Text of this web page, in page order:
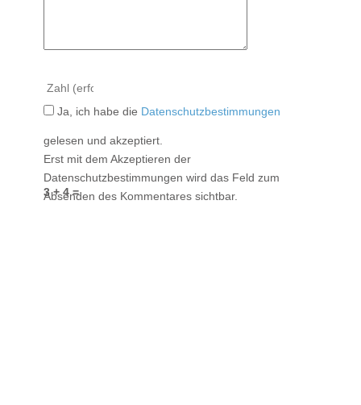
3 + 4 =
Ja, ich habe die Datenschutzbestimmungen
gelesen und akzeptiert.
Erst mit dem Akzeptieren der
Datenschutzbestimmungen wird das Feld zum
Absenden des Kommentares sichtbar.